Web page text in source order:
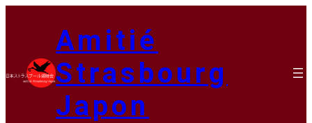
Amitié
Strasbourg
Japon